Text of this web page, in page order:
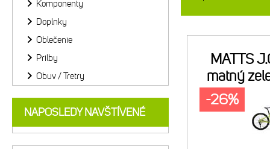
MATTS
matný
-26%
Komponenty
Doplnky
Oblečenie
Prilby
Obuv / Tretry
NAPOSLEDY NAVŠTÍVENÉ